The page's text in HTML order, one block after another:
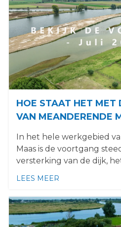
HOE STAAT HET MET
VAN MEANDERENDE
In het hele werkgebied
Maas is de voortgang
versterking van de dijk,
LEES MEEROVER HOE